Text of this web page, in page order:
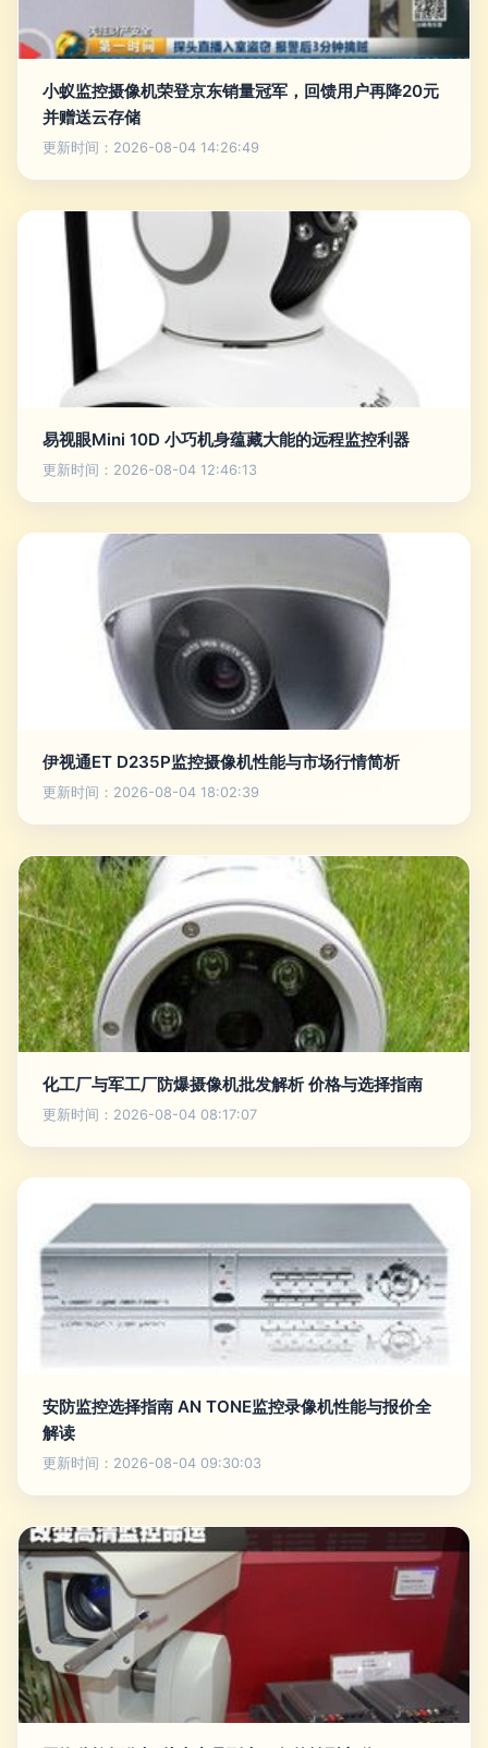
小蚁监控摄像机荣登京东销量冠军，回馈用户再降20元
并赠送云存储
更新时间：2026-08-04 14:26:49
易视眼Mini 10D 小巧机身蕴藏大能的远程监控利器
更新时间：2026-08-04 12:46:13
伊视通ET D235P监控摄像机性能与市场行情简析
更新时间：2026-08-04 18:02:39
化工厂与军工厂防爆摄像机批发解析 价格与选择指南
更新时间：2026-08-04 08:17:07
安防监控选择指南 AN TONE监控录像机性能与报价全
解读
更新时间：2026-08-04 09:30:03